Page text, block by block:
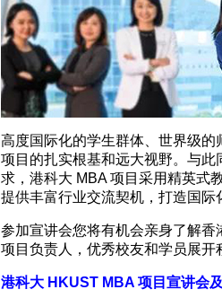
高度国际化的学生群体、世界级
项目的扎实根基和远大视野。与
求，港科大 MBA 项目采用精英式
提供丰富行业交流契机，打造国际
参加宣讲会您将有机会亲身了解
项目负责人，优秀校友和学员展开
港科大 HKUST MBA 项目宣讲会